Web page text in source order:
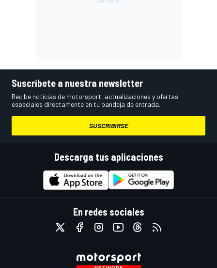
Suscríbete a nuestra newsletter
Recibe noticias de motorsport, actualizaciones y ofertas
especiales directamente en tu bandeja de entrada.
SUSCRIBIRSE
Descarga tus aplicaciones
En redes sociales